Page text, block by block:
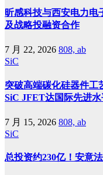
昕感科技与西安电力
及战略投融资合作
7 月 22, 2026 808, ab
SiC
突破高端碳化硅器件工
SiC JFET达国际先进水
7 月 15, 2026 808, ab
SiC
总投资约230亿！安意